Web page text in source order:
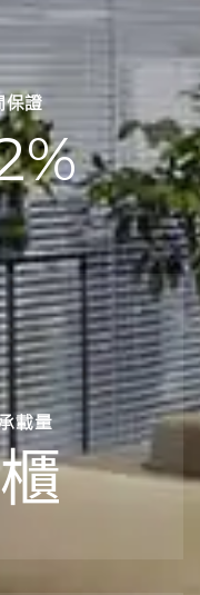
保證
載量